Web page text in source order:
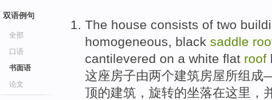
双语例句
全部
口语
书面语
论文
The house consists of two
homogeneous, black saddle
cantilevered on a white flat roof
这座房子由两个建筑房屋所组
顶的建筑，旋转的坐落在这里，